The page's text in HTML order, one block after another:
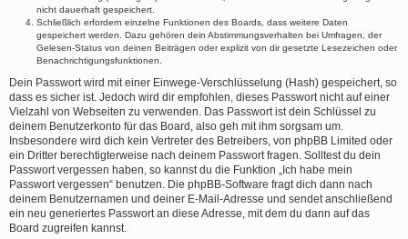
nicht dauerhaft gespeichert.
Schließlich erfordern einzelne Funktionen des Boards, dass weitere Daten
gespeichert werden. Dazu gehören dein Abstimmungsverhalten bei Umfragen, der
Gelesen-Status von deinen Beiträgen oder explizit von dir gesetzte Lesezeichen oder
Benachrichtigungsfunktionen.
Dein Passwort wird mit einer Einwege-Verschlüsselung (Hash) gespeichert, so
dass es sicher ist. Jedoch wird dir empfohlen, dieses Passwort nicht auf einer
Vielzahl von Webseiten zu verwenden. Das Passwort ist dein Schlüssel zu
deinem Benutzerkonto für das Board, also geh mit ihm sorgsam um.
Insbesondere wird dich kein Vertreter des Betreibers, von phpBB Limited oder
ein Dritter berechtigterweise nach deinem Passwort fragen. Solltest du dein
Passwort vergessen haben, so kannst du die Funktion „Ich habe mein
Passwort vergessen“ benutzen. Die phpBB-Software fragt dich dann nach
deinem Benutzernamen und deiner E-Mail-Adresse und sendet anschließend
ein neu generiertes Passwort an diese Adresse, mit dem du dann auf das
Board zugreifen kannst.